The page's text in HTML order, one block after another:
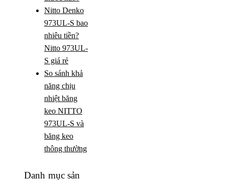
Nitto Denko
973UL-S bao
nhiêu tiền?
Nitto 973UL-
S giá rẻ
So sánh khả
năng chịu
nhiệt băng
keo NITTO
973UL-S và
băng keo
thông thường
Danh mục sản